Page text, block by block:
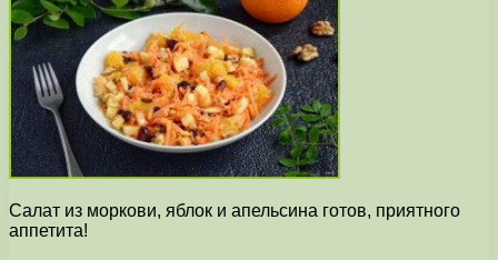
Салат из моркови, яблок и апельсина готов, приятного
аппетита!